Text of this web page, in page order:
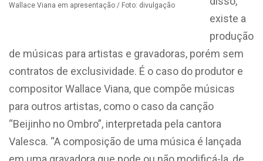
Wallace Viana em apresentação / Foto: divulgação
existe a
produção
de músicas para artistas e gravadoras, porém sem
contratos de exclusividade. É o caso do produtor e
compositor Wallace Viana, que compõe músicas
para outros artistas, como o caso da canção
“Beijinho no Ombro”, interpretada pela cantora
Valesca. “A composição de uma música é lançada